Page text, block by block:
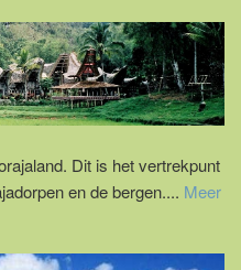
Dit is het vertrekpunt
en de bergen.... Meer